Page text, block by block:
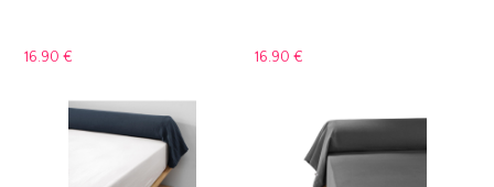
16.90 € 16.90 €